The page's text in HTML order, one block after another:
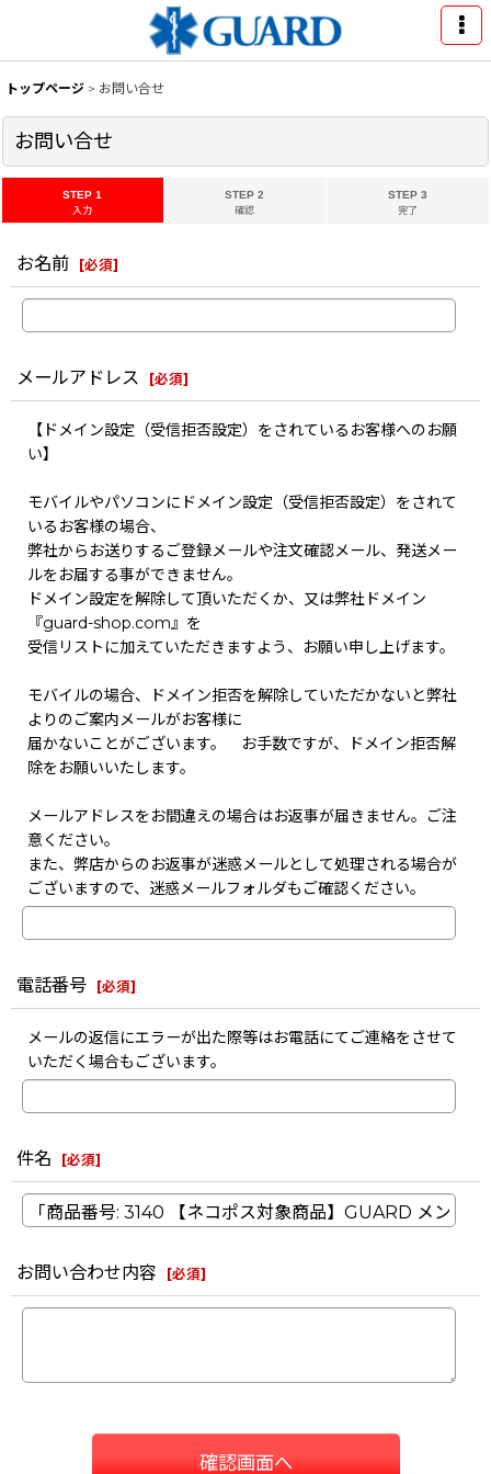
トップページ > お問い合せ
お問い合せ
STEP 1
入力
STEP 2
確認
STEP 3
完了
お名前 [必須]
メールアドレス [必須]
【ドメイン設定（受信拒否設定）をされているお客様へのお願
い】
モバイルやパソコンにドメイン設定（受信拒否設定）をされて
いるお客様の場合、
弊社からお送りするご登録メールや注文確認メール、発送メー
ルをお届する事ができません。
ドメイン設定を解除して頂いただくか、又は弊社ドメイン
『guard-shop.com』を
受信リストに加えていただきますよう、お願い申し上げます。
モバイルの場合、ドメイン拒否を解除していただかないと弊社
よりのご案内メールがお客様に
届かないことがございます。 お手数ですが、ドメイン拒否解
除をお願いいたします。
メールアドレスをお間違えの場合はお返事が届きません。ご注
意ください。
また、弊店からのお返事が迷惑メールとして処理される場合が
ございますので、迷惑メールフォルダもご確認ください。
電話番号 [必須]
メールの返信にエラーが出た際等はお電話にてご連絡をさせて
いただく場合もございます。
件名 [必須]
お問い合わせ内容 [必須]
確認画面へ